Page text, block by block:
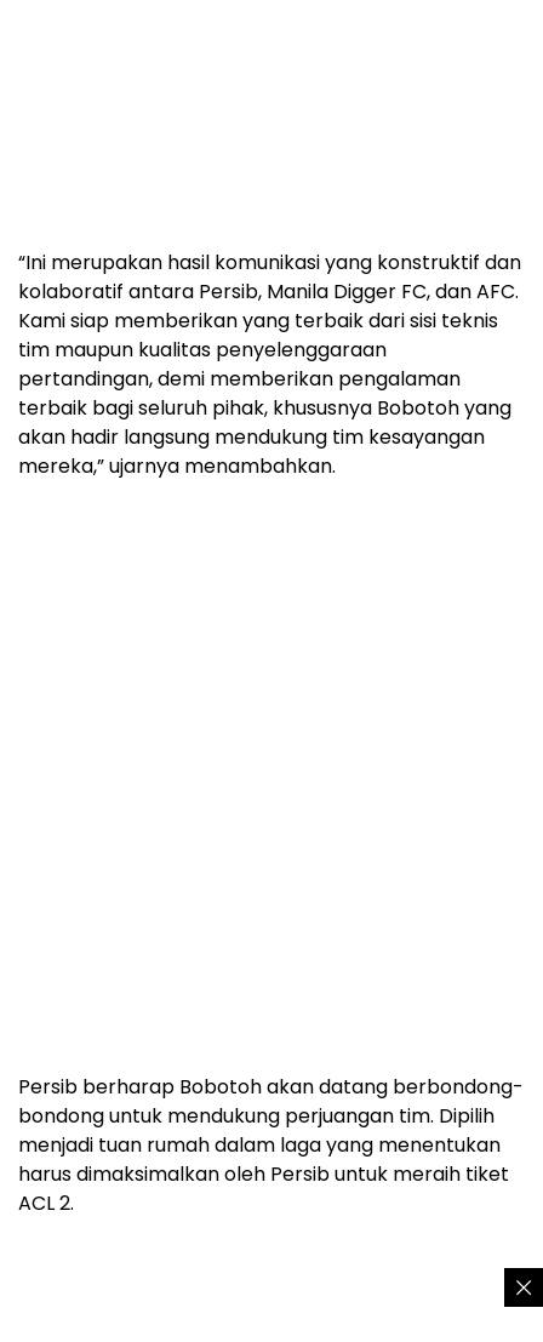
“Ini merupakan hasil komunikasi yang konstruktif dan
kolaboratif antara Persib, Manila Digger FC, dan AFC.
Kami siap memberikan yang terbaik dari sisi teknis
tim maupun kualitas penyelenggaraan
pertandingan, demi memberikan pengalaman
terbaik bagi seluruh pihak, khususnya Bobotoh yang
akan hadir langsung mendukung tim kesayangan
mereka,” ujarnya menambahkan.
Persib berharap Bobotoh akan datang berbondong-
bondong untuk mendukung perjuangan tim. Dipilih
menjadi tuan rumah dalam laga yang menentukan
harus dimaksimalkan oleh Persib untuk meraih tiket
ACL 2.